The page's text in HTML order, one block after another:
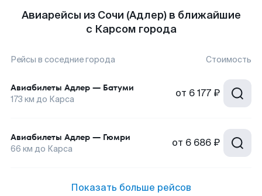
Авиарейсы из Сочи (Адлер) в ближайшие
с Карсом города
Рейсы в соседние города Стоимость
Авиабилеты Адлер — Батуми
173 км до Карса от 6 177 ₽
Авиабилеты Адлер — Гюмри
66 км до Карса от 6 686 ₽
Показать больше рейсов